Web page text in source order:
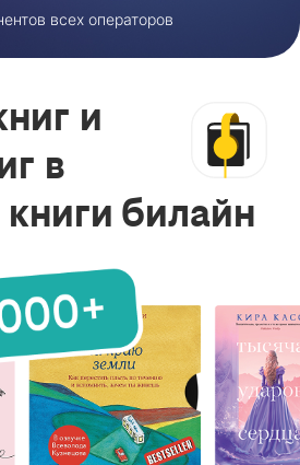
всех операторов
и
в
билайн